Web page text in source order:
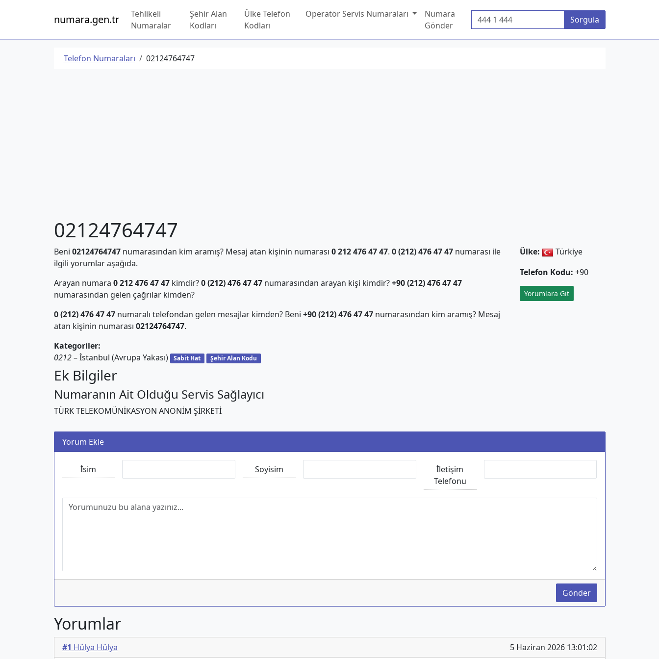
numara.gen.tr
Tehlikeli
Numaralar
Şehir Alan
Kodları
Ülke Telefon
Kodları
Operatör Servis Numaraları
Numara
Gönder
Telefon Numarası Sorgula
Telefon Numaraları 02124764747
02124764747
Beni 02124764747numarasından kim aramış? Mesaj atan kişinin numarası 0 212 476 47 47. 0 (212) 476 47 47numarası ile
ilgili yorumlar aşağıda.
Arayan numara 0 212 476 47 47kimdir?0 (212) 476 47 47numarasından arayan kişi kimdir?+90 (212) 476 47 47
numarasından gelen çağrılar kimden?
0 (212) 476 47 47numaralı telefondan gelen mesajlar kimden? Beni +90 (212) 476 47 47numarasından kim aramış? Mesaj
atan kişinin numarası 02124764747.
Kategoriler:
0212– İstanbul (Avrupa Yakası) Sabit Hat Şehir Alan Kodu
Ülke:
Türkiye
Telefon Kodu: +90
Yorumlara Git
Ek Bilgiler
Numaranın Ait Olduğu Servis Sağlayıcı
TÜRK TELEKOMÜNİKASYON ANONİM ŞİRKETİ
Yorum Ekle
İsim Soyisim
İletişim
Telefonu
Gönder
Yorumlar
#1 Hülya Hülya 5 Haziran 2026 13:01:02